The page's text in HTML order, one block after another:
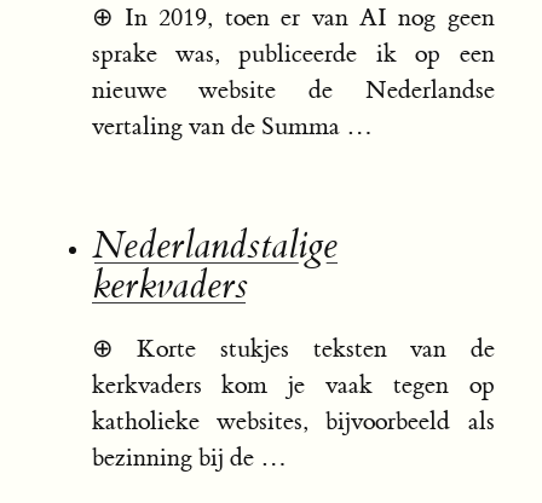
⊕ In 2019, toen er van AI nog geen
sprake was, publiceerde ik op een
nieuwe website de Nederlandse
vertaling van de Summa …
Nederlandstalige
kerkvaders
⊕Korte stukjes teksten van de
kerkvaders kom je vaak tegen op
katholieke websites, bijvoorbeeld als
bezinning bij de …